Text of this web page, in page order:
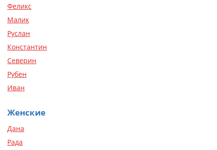
Феликс
Малик
Руслан
Константин
Северин
Рубен
Иван
Женские
Дана
Рада